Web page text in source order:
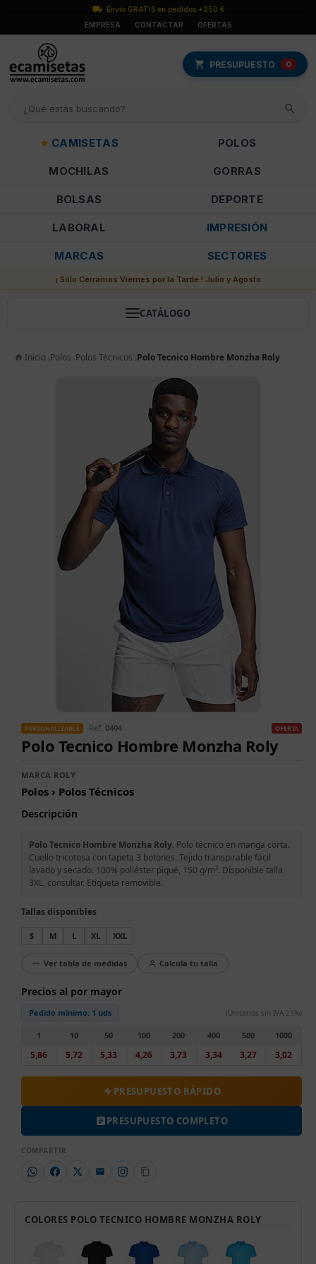
Envío GRATIS en pedidos +250 €
EMPRESA
CONTACTAR OFERTAS
PRESUPUESTO 0
CAMISETAS POLOS
MOCHILAS GORRAS
BOLSAS DEPORTE
LABORAL IMPRESIÓN
MARCAS SECTORES
¡ Sólo Cerramos Viernes por la Tarde ! Julio y Agosto
CATÁLOGO
Inicio Polos Polos Técnicos Polo Tecnico Hombre Monzha Roly
PERSONALIZABLE Ref. 0404 OFERTA
Polo Tecnico Hombre Monzha Roly
MARCA ROLY
Polos › Polos Técnicos
Descripción
Polo Tecnico Hombre Monzha Roly. Polo técnico en manga corta.
Cuello tricotosa con tapeta 3 botones. Tejido transpirable fácil
lavado y secado. 100% poliéster piqué, 150 g/m². Disponible talla
3XL, consultar. Etiqueta removible.
Tallas disponibles
S M L XL XXL
Ver tabla de medidas Calcula tu talla
Precios al por mayor
Pedido mínimo: 1 uds (Unitarios sin IVA 21%)
1
5,86
10
5,72
50
5,33
100
4,26
200
3,73
400
3,34
500
3,27
1000
3,02
PRESUPUESTO RÁPIDO
PRESUPUESTO COMPLETO
COMPARTIR
COLORES POLO TECNICO HOMBRE MONZHA ROLY